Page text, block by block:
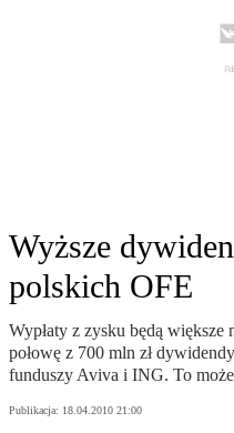
Wyższe
polskich OFE
Wypłaty z zysku będą większe
połowę z 700 mln zł
funduszy Aviva i ING. To
Publikacja: 18.04.2010 21:00